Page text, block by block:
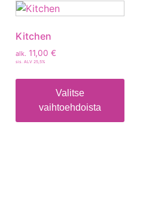
Kitchen
alk. 11,00 €
sis. ALV 25,5%
Valitse
vaihtoehdoista